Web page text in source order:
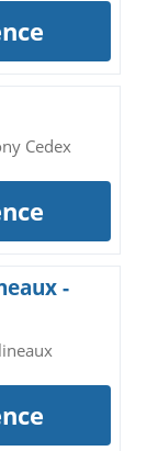
Cedex
-